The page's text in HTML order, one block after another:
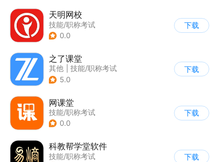
天明网校
技能/职称考试
0.0
下载
之了课堂
其他
技能/职称考试
5.0
下载
网课堂
技能/职称考试
0.0
下载
科教帮学堂软件
技能/职称考试
下载